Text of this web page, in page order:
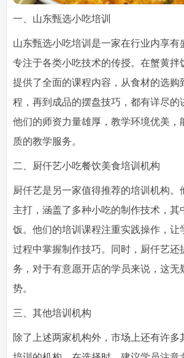
一、山东甄选小吃培训
山东甄选小吃培训是一家在行业内享有
专注于各类小吃技术的传授。在蟹黄拌
提供了全面的课程内容，从食材的选购
程，再到成品的摆盘技巧，都有详尽的
他们的师资力量雄厚，教学环境优美，
质的教学服务。
二、厨仟艺小吃餐饮美食培训机构
厨仟艺是另一家值得推荐的培训机构。
主打，涵盖了多种小吃的制作技术，其
饭。他们的培训课程注重实践操作，让
过程中掌握制作技巧。同时，厨仟艺还
务，对于有意愿开店的学员来说，这无
势。
三、其他培训机构
除了上述两家机构外，市场上还有许多